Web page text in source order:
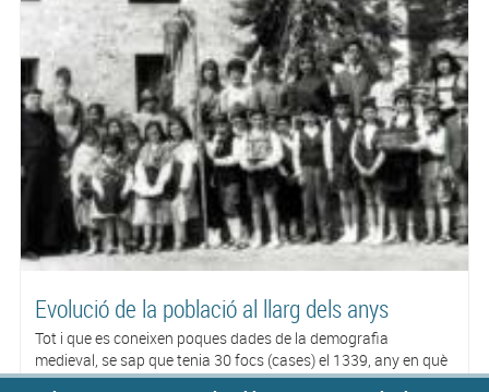
Evolució de la població al llarg dels anys
Tot i que es coneixen poques dades de la demografia
medieval, se sap que tenia 30 focs (cases) el 1339, any en què
s'integra a la Comuna del Camp, i que es reduïren a 11 el 1497,